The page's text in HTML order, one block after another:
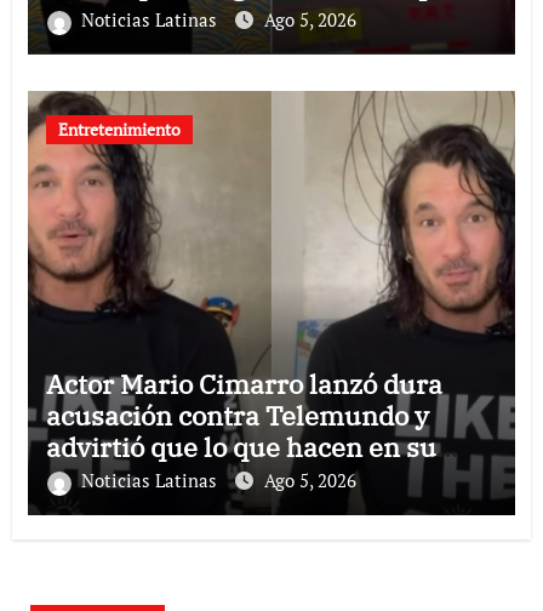
ayuda médica
Noticias Latinas Ago 5, 2026
Entretenimiento
Actor Mario Cimarro lanzó dura
acusación contra Telemundo y
advirtió que lo que hacen en su
contra es ilegal en EEUU
Noticias Latinas Ago 5, 2026